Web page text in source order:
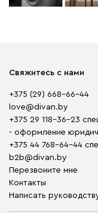
Свяжитесь с нами
+375 (29) 668-66-44
love@divan.by
+375 29 118-36-23
- оформление
+375 44 768-64-44
b2b@divan.by
Перезвоните мне
Контакты
Написать